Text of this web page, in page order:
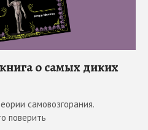
о самых диких
самовозгорания.
поверить